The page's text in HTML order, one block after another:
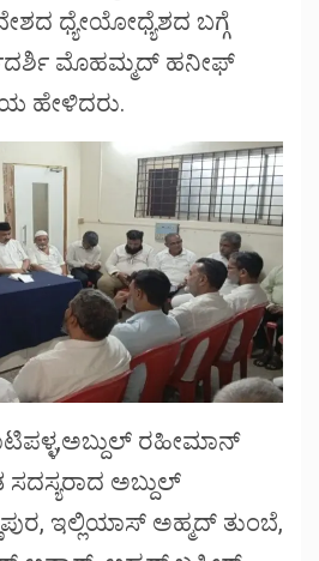
ಧ್ಯೇಯೋಧ್ಯೆಶದ ಬಗ್ಗೆ
ಮೊಹಮ್ಮದ್ ಹನೀಫ್
ಹೇಳಿದರು.
ರಹೀಮಾನ್
ಅಬ್ದುಲ್
ಇಲ್ಲಿಯಾಸ್ ಅಹ್ಮದ್ ತುಂಬೆ,